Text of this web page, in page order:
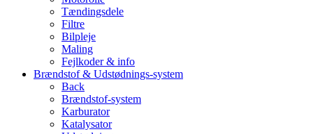
Tændingsdele
Filtre
Bilpleje
Maling
Fejlkoder & info
Brændstof & Udstødnings-system
Back
Brændstof-system
Karburator
Katalysator